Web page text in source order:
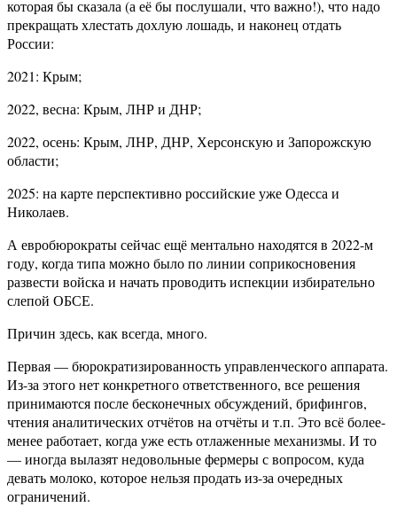
которая бы сказала (а её бы послушали, что важно!), что надо
прекращать хлестать дохлую лошадь, и наконец отдать
России:
2021: Крым;
2022, весна: Крым, ЛНР и ДНР;
2022, осень: Крым, ЛНР, ДНР, Херсонскую и Запорожскую
области;
2025: на карте перспективно российские уже Одесса и
Николаев.
А евробюрократы сейчас ещё ментально находятся в 2022-м
году, когда типа можно было по линии соприкосновения
развести войска и начать проводить испекции избирательно
слепой ОБСЕ.
Причин здесь, как всегда, много.
Первая — бюрократизированность управленческого аппарата.
Из-за этого нет конкретного ответственного, все решения
принимаются после бесконечных обсуждений, брифингов,
чтения аналитических отчётов на отчёты и т.п. Это всё более-
менее работает, когда уже есть отлаженные механизмы. И то
— иногда вылазят недовольные фермеры с вопросом, куда
девать молоко, которое нельзя продать из-за очередных
ограничений.